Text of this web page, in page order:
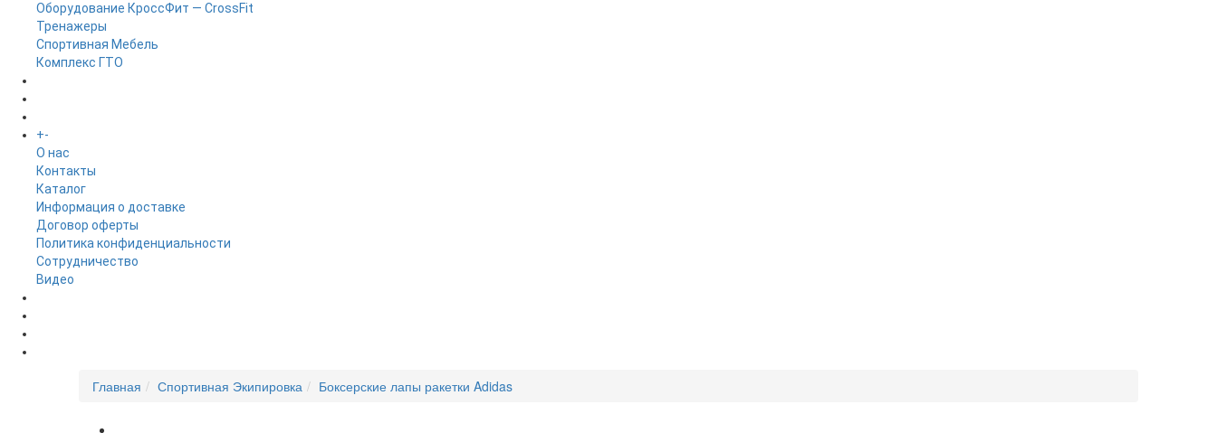
Оборудование КроссФит — CrossFit
Тренажеры
Спортивная Мебель
Комплекс ГТО
+-
O нас
Контакты
Каталог
Информация о доставке
Договор оферты
Политика конфиденциальности
Сотрудничество
Видео
Главная Спортивная Экипировка Боксерские лапы ракетки Adidas